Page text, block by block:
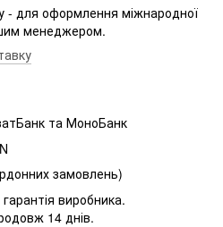
- для оформлення міжнародної
менеджером.
та МоноБанк
замовлень)
виробника.
14 днів.